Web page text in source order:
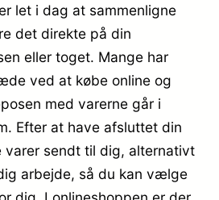
let i dag at sammenligne
det direkte på din
eller toget. Mange har
ved at købe online og
med varerne går i
Efter at have afsluttet din
varer sendt til dig, alternativt
arbejde, så du kan vælge